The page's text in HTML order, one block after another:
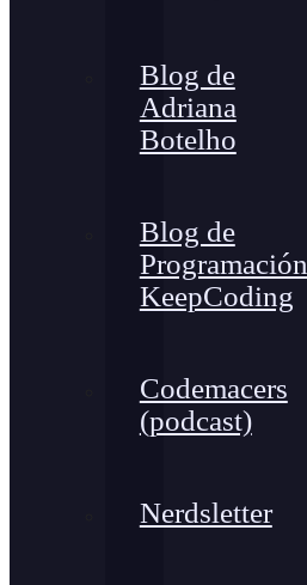
Blog de
Adriana
Botelho
Blog de
Programación
KeepCoding
Codemacers
(podcast)
Nerdsletter